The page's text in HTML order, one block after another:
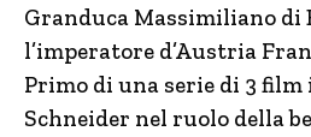
Granduca Massimiliano di
l’imperatore d’Austria
Primo di una serie di 3
Schneider nel ruolo della